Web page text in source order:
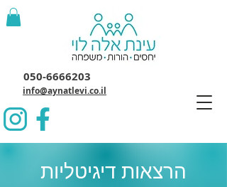
050-6666203
info@aynatlevi.co.il
הרצאות דיגיטליות